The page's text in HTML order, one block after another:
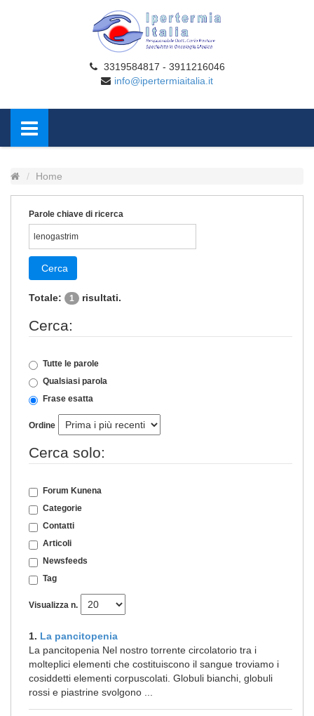
3319584817 - 3911216046
info@ipertermiaitalia.it
Home
Parole chiave di ricerca
Cerca
Totale: 1 risultati.
Cerca:
Tutte le parole
Qualsiasi parola
Frase esatta
Ordine
Cerca solo:
Forum Kunena
Categorie
Contatti
Articoli
Newsfeeds
Tag
Visualizza n.
1. La pancitopenia
La pancitopenia Nel nostro torrente circolatorio tra i
molteplici elementi che costituiscono il sangue troviamo i
cosiddetti elementi corpuscolati. Globuli bianchi, globuli
rossi e piastrine svolgono ...